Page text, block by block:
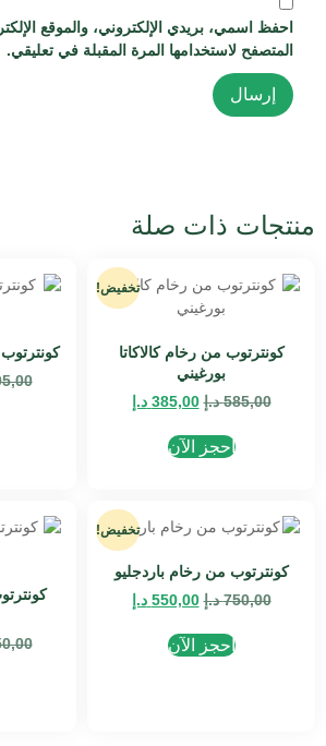
احفظ اسمي، بريدي الإلكتروني، والموقع
المتصفح لاستخدامها المرة المقبلة في تعليقي.
منتجات ذات صلة
تخفيض!
كونترتوب من رخام كالاكاتا
بورغيني
585,00 د.إ 385,00 د.إ
احجز الآن
تخفيض!
كونترتوب من رخام باردجليو
750,00 د.إ 550,00 د.إ
احجز الآن